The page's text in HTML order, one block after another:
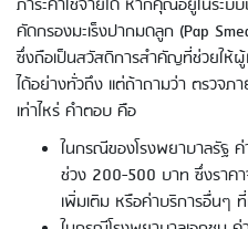
ภาระค่าใช้จ่ายได้ หากคุณอยู่ในระ
คัดกรองมะเร็งปากมดลูก (Pap
ซึ่งถือเป็นสวัสดิการสำคัญที่ช่วยให้
ได้อย่างทั่วถึง แต่ถ้าถามว่า ตรวจภ
เท่าไหร่ คำตอบ คือ
ในกรณีของโรงพยาบาลรัฐ
ช่วง 200-500 บาท ซึ่งราคา
เพิ่มเติม หรือค่าบริการอื่นๆ
Using AEON Cards -
(Domestic)